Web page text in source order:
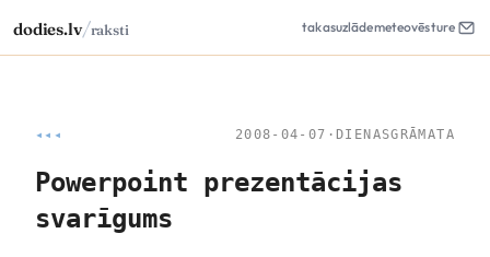
dodies.lv/raksti takasuzlādemeteovēsture
◂◂◂ 2008-04-07 · DIENASGRĀMATA
Powerpoint prezentācijas
svarīgums